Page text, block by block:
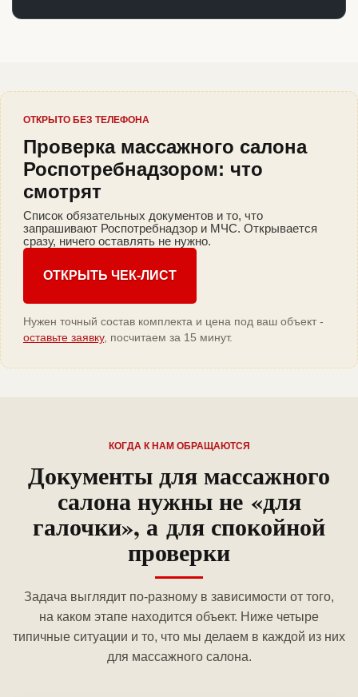
ОТКРЫТО БЕЗ ТЕЛЕФОНА
Проверка массажного салона
Роспотребнадзором: что
смотрят
Список обязательных документов и то, что
запрашивают Роспотребнадзор и МЧС. Открывается
сразу, ничего оставлять не нужно.
ОТКРЫТЬ ЧЕК-ЛИСТ
Нужен точный состав комплекта и цена под ваш объект -
оставьте заявку, посчитаем за 15 минут.
КОГДА К НАМ ОБРАЩАЮТСЯ
Документы для массажного
салона нужны не «для
галочки», а для спокойной
проверки
Задача выглядит по-разному в зависимости от того,
на каком этапе находится объект. Ниже четыре
типичные ситуации и то, что мы делаем в каждой из них
для массажного салона.